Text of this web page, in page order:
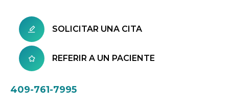
SOLICITAR UNA CITA
REFERIR A UN PACIENTE
409-761-7995